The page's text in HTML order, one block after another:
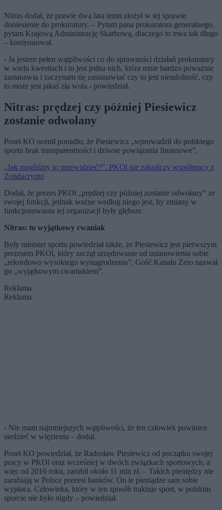
Nitras dodał, że prawie dwa lata temu złożył w tej sprawie
doniesienie do prokuratury. – Pytam pana prokuratora generalnego,
pytam Krajową Administrację Skarbową, dlaczego to trwa tak długo
– kontynuował.
- Ja jestem pełen wątpliwości co do sprawności działań prokuratury
w wielu kwestiach i to jest jedna nich, która mnie bardzo poważnie
zastanawia i zaczynam się zastanawiać czy to jest nieudolność, czy
to może jest jakaś zła wola - powiedział.
Nitras: prędzej czy później Piesiewicz
zostanie odwołany
Poseł KO ocenił ponadto, że Piesiewicz „wprowadził do polskiego
sportu brak transparentności i dziwne powiązania finansowe”.
„Jak mogliśmy to przewidzieć?”. PKOl nie zakończy współpracy z
Zondacrypto
Dodał, że prezes PKOl „prędzej czy później zostanie odwołany” ze
swojej funkcji, jednak ważne według niego jest, by zmiany w
funkcjonowaniu tej organizacji były głębsze.
Nitras: to wyjątkowy cwaniak
Były minister sportu powiedział także, że Piesiewicz jest pierwszym
prezesem PKOl, który zaczął urzędowanie od ustanowienia sobie
„rekordowo wysokiego wynagrodzenia”. Gość Kanału Zero nazwał
go „wyjątkowym cwaniakiem”.
Reklama
Reklama
- Nie mam najmniejszych wątpliwości, że ten człowiek powinien
siedzieć w więzieniu – dodał.
Poseł KO powiedział, że Radosław Piesiewicz od początku swojej
pracy w PKOl oraz wcześniej w dwóch związkach sportowych, a
więc od 2016 roku, zarobił około 11 mln zł. – Takich pieniędzy nie
zarabiają w Polsce prezesi banków. On te pieniądze sam sobie
wypłaca. Człowieka, który w ten sposób traktuje sport, w polskim
sporcie nie było nigdy – powiedział.